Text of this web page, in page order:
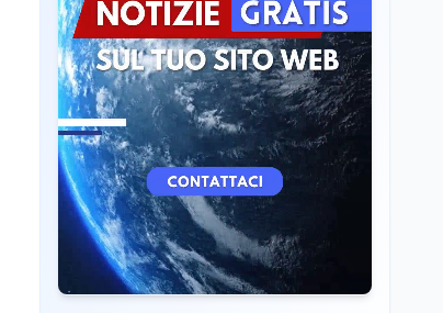
Cultura 6 ago
Spesa culturale in
Lombardia da record,
ma la voragine Nord-
Sud triplica